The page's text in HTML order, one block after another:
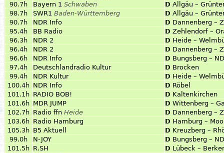
90.7h
Bayern 1 Schwaben D Allgäu –
98.7h
SWR1 Baden-Württemberg D Allgäu –
90.7h
NDR Info D Dannenberg –
95.4h
BB Radio D Zehlendorf –
96.3h
NDR 2 D Heide –
96.4h
NDR 2 D Dannenberg –
96.6h
NDR Info D Bungsberg –
97.4h
Deutschlandradio Kultur D Brocken
99.4h
NDR Kultur D Heide –
100.4h NDR Info D Röbel
101.1h RADIO BOB! D Kaltenkirchen
101.6h MDR JUMP D Wittenberg –
102.7h Radio ffn Heide D Dannenberg –
103.6h Radio Hamburg D Hamburg –
105.3h B5 Aktuell D Kreuzberg –
99.0h
N-JOY D Bungsberg –
101.5h R.SH D Lübeck –